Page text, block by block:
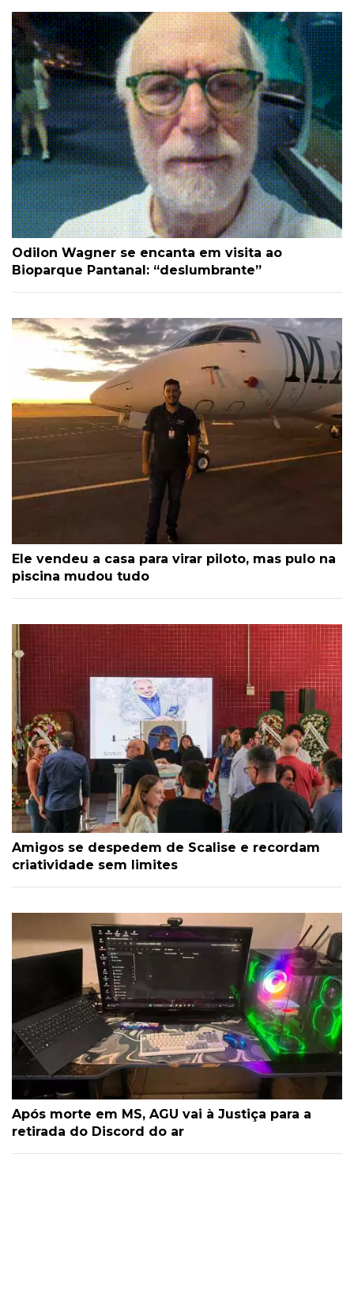
Odilon Wagner se encanta em visita ao
Bioparque Pantanal: “deslumbrante”
Ele vendeu a casa para virar piloto, mas pulo na
piscina mudou tudo
Amigos se despedem de Scalise e recordam
criatividade sem limites
Após morte em MS, AGU vai à Justiça para a
retirada do Discord do ar